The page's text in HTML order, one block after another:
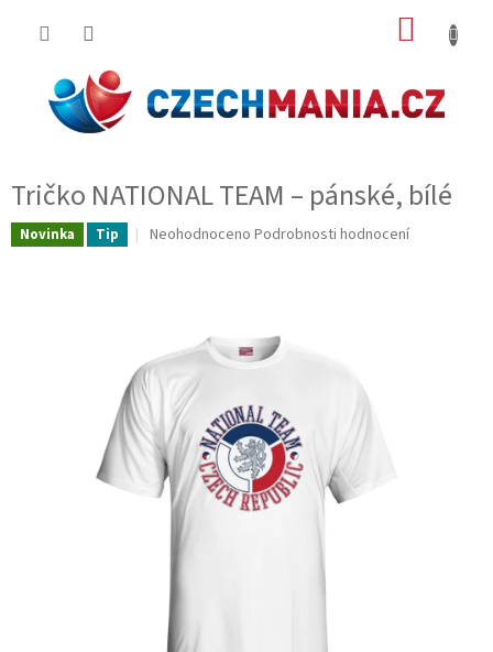
Tričko NATIONAL TEAM – pánské, bílé
Novinka Tip
Průměrné
5
hvězdiček.
Neohodnoceno Podrobnosti hodnocení